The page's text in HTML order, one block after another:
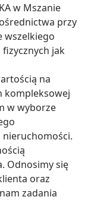
w Mszanie
przy
wszelkiego
jak
na
kompleksowej
w wyborze
Odnosimy się
oraz
zadania